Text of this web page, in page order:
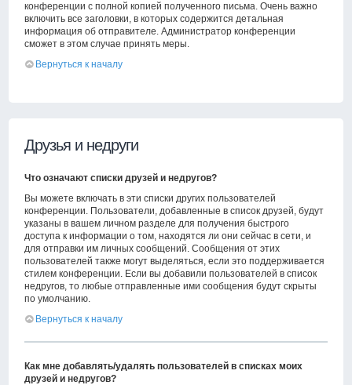
конференции с полной копией полученного письма. Очень важно
включить все заголовки, в которых содержится детальная
информация об отправителе. Администратор конференции
сможет в этом случае принять меры.
Вернуться к началу
Друзья и недруги
Что означают списки друзей и недругов?
Вы можете включать в эти списки других пользователей
конференции. Пользователи, добавленные в список друзей, будут
указаны в вашем личном разделе для получения быстрого
доступа к информации о том, находятся ли они сейчас в сети, и
для отправки им личных сообщений. Сообщения от этих
пользователей также могут выделяться, если это поддерживается
стилем конференции. Если вы добавили пользователей в список
недругов, то любые отправленные ими сообщения будут скрыты
по умолчанию.
Вернуться к началу
Как мне добавлять/удалять пользователей в списках моих
друзей и недругов?